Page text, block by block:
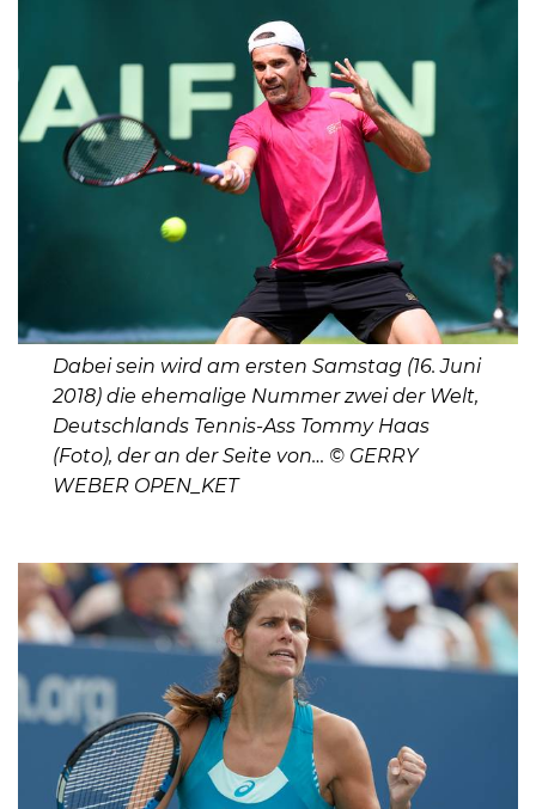
Dabei sein wird am ersten Samstag (16. Juni
2018) die ehemalige Nummer zwei der Welt,
Deutschlands Tennis-Ass Tommy Haas
(Foto), der an der Seite von… © GERRY
WEBER OPEN_KET